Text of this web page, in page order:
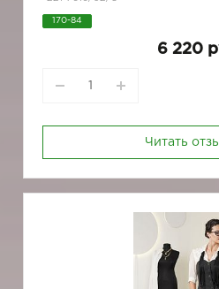
170-84
6 220
Читать